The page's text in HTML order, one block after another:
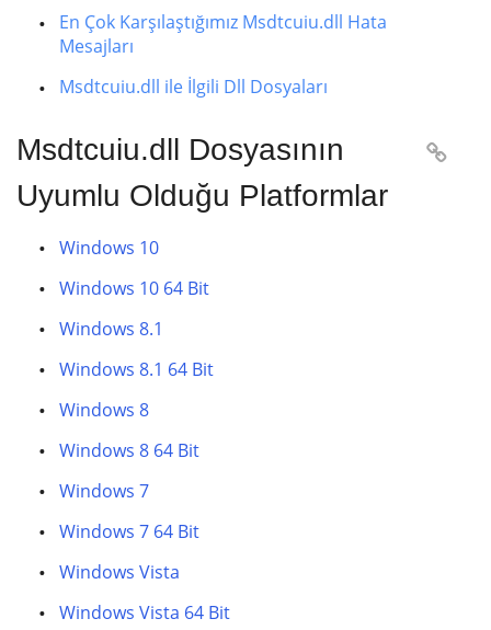
En Çok Karşılaştığımız Msdtcuiu.dll Hata
Mesajları
Msdtcuiu.dll ile İlgili Dll Dosyaları
Msdtcuiu.dll Dosyasının
Uyumlu Olduğu Platformlar

Windows 10
Windows 10 64 Bit
Windows 8.1
Windows 8.1 64 Bit
Windows 8
Windows 8 64 Bit
Windows 7
Windows 7 64 Bit
Windows Vista
Windows Vista 64 Bit